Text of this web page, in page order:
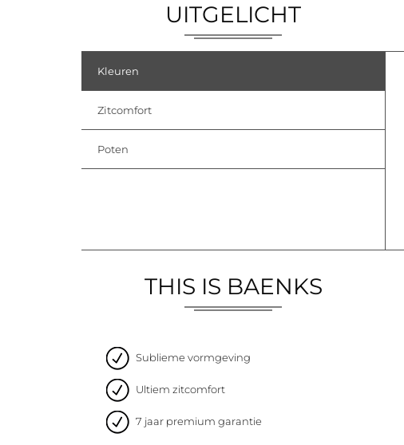
UITGELICHT
Kleuren
Zitcomfort
Poten
THIS IS BAENKS
Sublieme vormgeving
Ultiem zitcomfort
7 jaar premium garantie